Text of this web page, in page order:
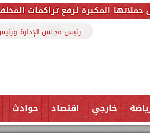
المخلفات بشارع ملك حفني وتزيل 150
رئيس مجلس الإدارة
خارجي اقتصاد حوادث